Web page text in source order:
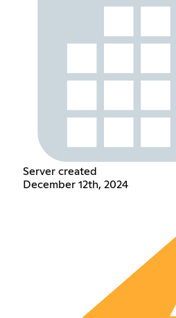
Server created
December 12th, 2024